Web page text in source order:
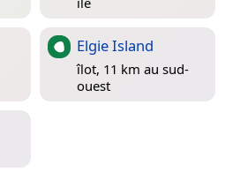
Elgie Island
îlot, 11 km au sud-
ouest